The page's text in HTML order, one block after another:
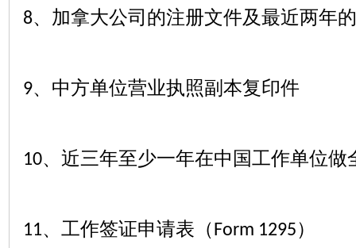
8、加拿大公司的注册文件及最近两年
9、中方单位营业执照副本复印件
10、近三年至少一年在中国工作单位做
11、工作签证申请表（Form 1295）